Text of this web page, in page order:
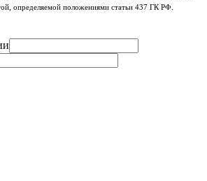
определяемой положениями статьи 437 ГК РФ.